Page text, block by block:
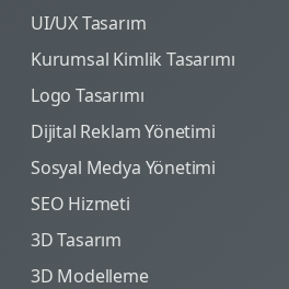
UI/UX Tasarım
Kurumsal Kimlik Tasarımı
Logo Tasarımı
Dijital Reklam Yönetimi
Sosyal Medya Yönetimi
SEO Hizmeti
3D Tasarım
3D Modelleme